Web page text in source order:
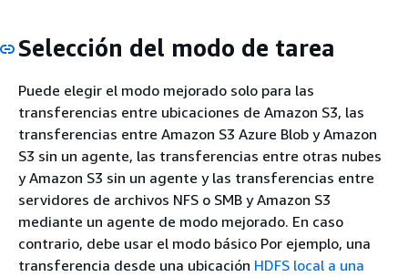
Selección del modo de tarea
Puede elegir el modo mejorado solo para las
transferencias entre ubicaciones de Amazon S3, las
transferencias entre Amazon S3 Azure Blob y Amazon
S3 sin un agente, las transferencias entre otras nubes
y Amazon S3 sin un agente y las transferencias entre
servidores de archivos NFS o SMB y Amazon S3
mediante un agente de modo mejorado. En caso
contrario, debe usar el modo básico Por ejemplo, una
transferencia desde una ubicación HDFS local a una